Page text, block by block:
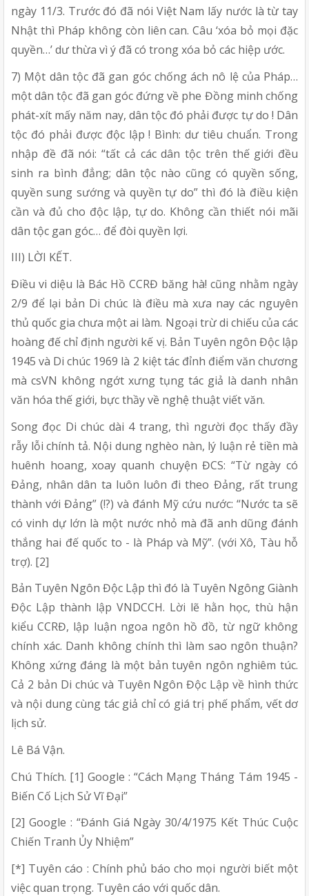
ngày 11/3. Trước đó đã nói Việt Nam lấy nước là từ tay
Nhật thì Pháp không còn liên can. Câu ‘xóa bỏ mọi đặc
quyền…’ dư thừa vì ý đã có trong xóa bỏ các hiệp ước.
7) Một dân tộc đã gan góc chống ách nô lệ của Pháp…
một dân tộc đã gan góc đứng về phe Đồng minh chống
phát-xít mấy năm nay, dân tộc đó phải được tự do ! Dân
tộc đó phải được độc lập ! Bình: dư tiêu chuẩn. Trong
nhập đề đã nói: “tất cả các dân tộc trên thế giới đều
sinh ra bình đẳng; dân tộc nào cũng có quyền sống,
quyền sung sướng và quyền tự do” thì đó là điều kiện
cần và đủ cho độc lập, tự do. Không cần thiết nói mãi
dân tộc gan góc… để đòi quyền lợi.
III) LỜI KẾT.
Điều vi diệu là Bác Hồ CCRĐ băng hà! cũng nhằm ngày
2/9 để lại bản Di chúc là điều mà xưa nay các nguyên
thủ quốc gia chưa một ai làm. Ngoại trừ di chiếu của các
hoàng đế chỉ định người kế vị. Bản Tuyên ngôn Độc lập
1945 và Di chúc 1969 là 2 kiệt tác đỉnh điểm văn chương
mà csVN không ngớt xưng tụng tác giả là danh nhân
văn hóa thế giới, bực thầy về nghệ thuật viết văn.
Song đọc Di chúc dài 4 trang, thì người đọc thấy đầy
rẫy lỗi chính tả. Nội dung nghèo nàn, lý luận rẻ tiền mà
huênh hoang, xoay quanh chuyện ĐCS: “Từ ngày có
Đảng, nhân dân ta luôn luôn đi theo Đảng, rất trung
thành với Đảng” (!?) và đánh Mỹ cứu nước: “Nước ta sẽ
có vinh dự lớn là một nước nhỏ mà đã anh dũng đánh
thắng hai đế quốc to - là Pháp và Mỹ”. (với Xô, Tàu hỗ
trợ). [2]
Bản Tuyên Ngôn Độc Lập thì đó là Tuyên Ngông Giành
Độc Lập thành lập VNDCCH. Lời lẽ hằn học, thù hận
kiểu CCRĐ, lập luận ngoa ngôn hồ đồ, từ ngữ không
chính xác. Danh không chính thì làm sao ngôn thuận?
Không xứng đáng là một bản tuyên ngôn nghiêm túc.
Cả 2 bản Di chúc và Tuyên Ngôn Độc Lập về hình thức
và nội dung cùng tác giả chỉ có giá trị phế phẩm, vết dơ
lịch sử.
Lê Bá Vận.
Chú Thích. [1] Google : “Cách Mạng Tháng Tám 1945 -
Biến Cố Lịch Sử Vĩ Đại”
[2] Google : “Đánh Giá Ngày 30/4/1975 Kết Thúc Cuộc
Chiến Tranh Ủy Nhiệm”
[*] Tuyên cáo : Chính phủ báo cho mọi người biết một
việc quan trọng. Tuyên cáo với quốc dân.